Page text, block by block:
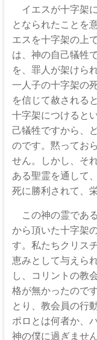
ス
ト
の
父
な
る
神
イエスが十字架
となられたことを
エスを十字架の上
は、神の自己犠牲
を、罪人が架けら
一人子の十字架の
を信じて赦される
十字架につけると
己犠牲ですから、
のです。黙ってお
せん。しかし、そ
ある聖霊を通して
死に勝利されて、
この神の霊であ
から頂いた十字架
す。私たちクリス
恵みとして与えら
し、コリントの教
格が無かったので
とり、教会員の行
ポロとは何者か、
神の僕に過ぎませ